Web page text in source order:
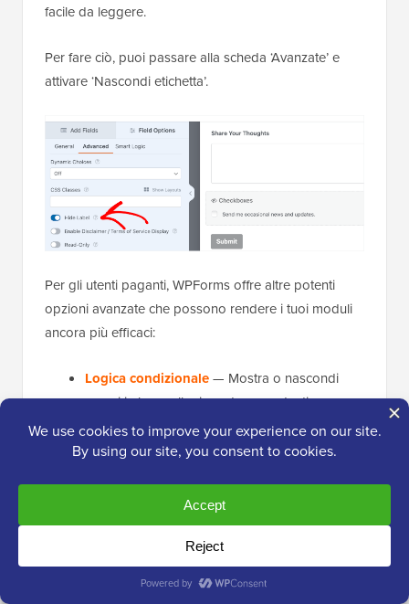
facile da leggere.
Per fare ciò, puoi passare alla scheda ‘Avanzate’ e
attivare ‘Nascondi etichetta’.
Per gli utenti paganti, WPForms offre altre potenti
opzioni avanzate che possono rendere i tuoi moduli
ancora più efficaci:
Logica condizionale— Mostra o nascondi
campi in base alle risposte precedenti.
Campi di caricamento file— Permetti ai
visitatori di allegare documenti o immagini.
direttamente tramite il tuo modulo.
Suggerimento Pro:Quando